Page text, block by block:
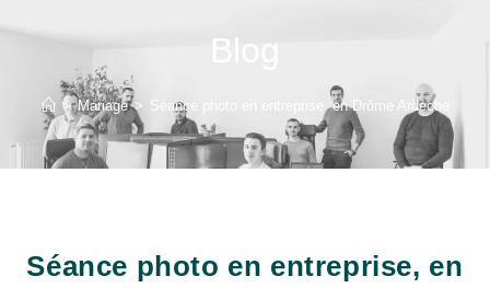
Blog
> Mariage > Séance photo en entreprise, en Drôme Ardèche
Séance photo en entreprise, en